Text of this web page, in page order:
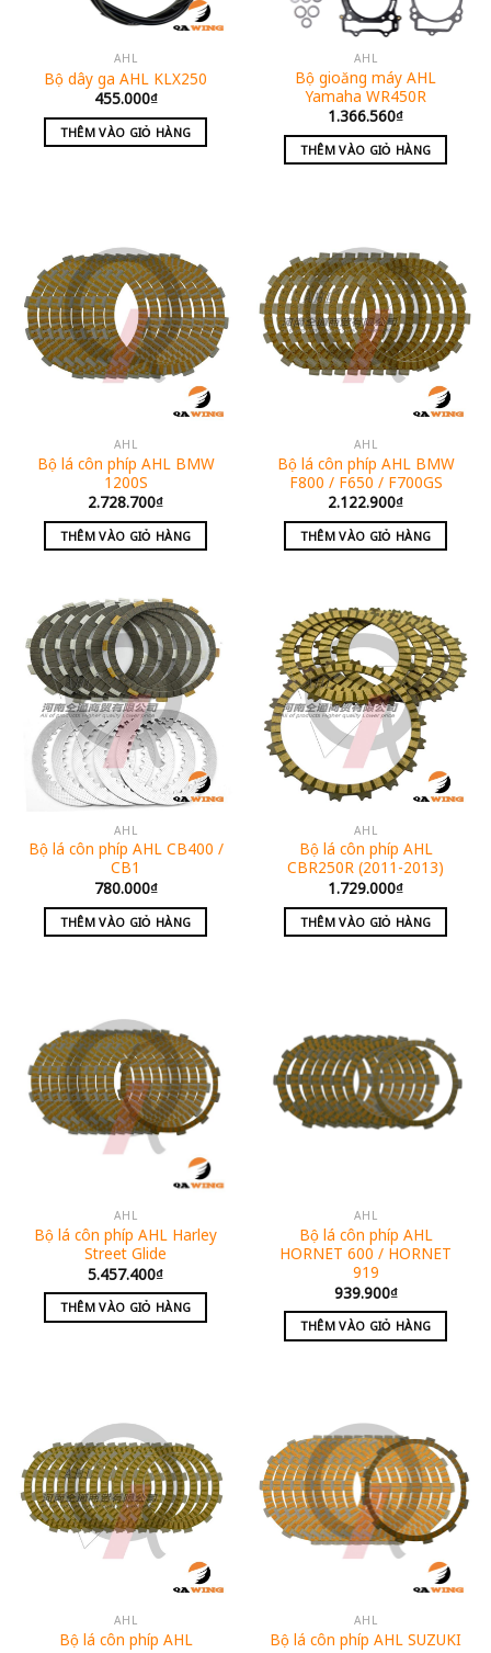
AHL
Bộ dây ga AHL KLX250
455.000₫
THÊM VÀO GIỎ HÀNG
AHL
Bộ gioăng máy AHL
Yamaha WR450R
1.366.560₫
THÊM VÀO GIỎ HÀNG
AHL
Bộ lá côn phíp AHL BMW
1200S
2.728.700₫
THÊM VÀO GIỎ HÀNG
AHL
Bộ lá côn phíp AHL BMW
F800 / F650 / F700GS
2.122.900₫
THÊM VÀO GIỎ HÀNG
AHL
Bộ lá côn phíp AHL CB400 /
CB1
780.000₫
THÊM VÀO GIỎ HÀNG
AHL
Bộ lá côn phíp AHL
CBR250R (2011-2013)
1.729.000₫
THÊM VÀO GIỎ HÀNG
AHL
Bộ lá côn phíp AHL Harley
Street Glide
5.457.400₫
THÊM VÀO GIỎ HÀNG
AHL
Bộ lá côn phíp AHL
HORNET 600 / HORNET
919
939.900₫
THÊM VÀO GIỎ HÀNG
AHL
Bộ lá côn phíp AHL
AHL
Bộ lá côn phíp AHL SUZUKI